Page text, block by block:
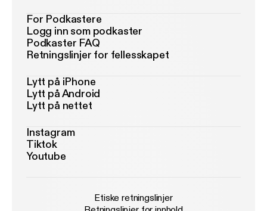
For Podkastere
Logg inn som podkaster
Podkaster FAQ
Retningslinjer for fellesskapet
Lytt på iPhone
Lytt på Android
Lytt på nettet
Instagram
Tiktok
Youtube
Etiske retningslinjer